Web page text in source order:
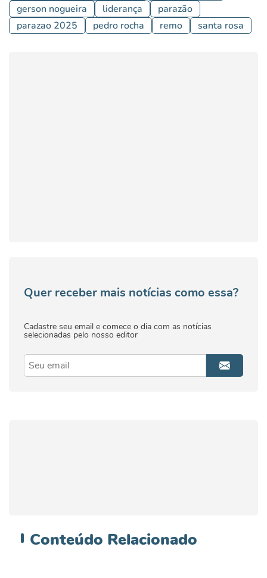
gerson nogueira
liderança
parazão
parazao 2025
pedro rocha remo santa rosa
Quer receber mais notícias como essa?
Cadastre seu email e comece o dia com as notícias
selecionadas pelo nosso editor
Conteúdo Relacionado